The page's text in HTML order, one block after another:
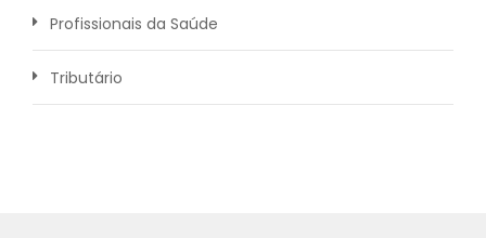
Profissionais da Saúde
Tributário